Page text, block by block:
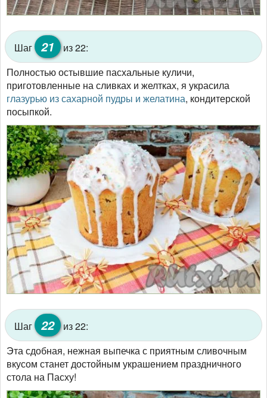
Шаг 21 из 22:
Полностью остывшие пасхальные куличи,
приготовленные на сливках и желтках, я украсила
глазурью из сахарной пудры и желатина, кондитерской
посыпкой.
Шаг 22 из 22:
Эта сдобная, нежная выпечка с приятным сливочным
вкусом станет достойным украшением праздничного
стола на Пасху!